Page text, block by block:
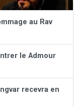
au Rav
le Admour
recevra en